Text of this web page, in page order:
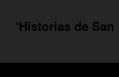
‘Historias de San